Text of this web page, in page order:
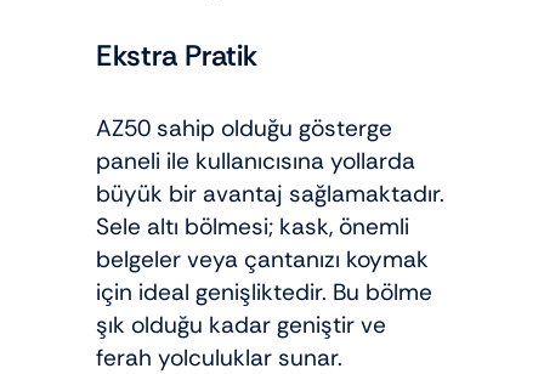
Ekstra Pratik
AZ50 sahip olduğu gösterge
paneli ile kullanıcısına yollarda
büyük bir avantaj sağlamaktadır.
Sele altı bölmesi; kask, önemli
belgeler veya çantanızı koymak
için ideal genişliktedir. Bu bölme
şık olduğu kadar geniştir ve
ferah yolculuklar sunar.